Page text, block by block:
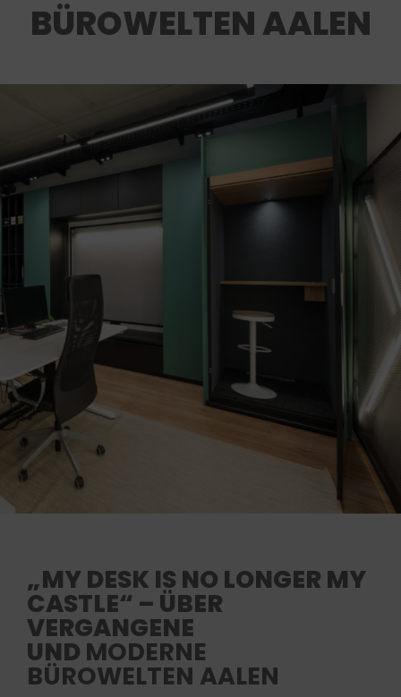
BÜROWELTEN AALEN
„MY DESK IS NO LONGER MY
CASTLE“ – ÜBER
VERGANGENE
UND MODERNE
BÜROWELTEN AALEN